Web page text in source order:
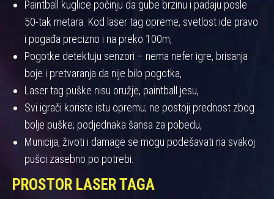
Paintball kuglice počinju da gube brzinu i padaju posle
50-tak metara. Kod laser tag opreme, svetlost ide pravo
i pogađa precizno i na preko 100m,
Pogotke detektuju senzori – nema nefer igre, brisanja
boje i pretvaranja da nije bilo pogotka,
Laser tag puške nisu oružje, paintball jesu,
Svi igrači koriste istu opremu; ne postoji prednost zbog
bolje puške; podjednaka šansa za pobedu,
Municija, životi i damage se mogu podešavati na svakoj
pušci zasebno po potrebi.
PROSTOR LASER TAGA